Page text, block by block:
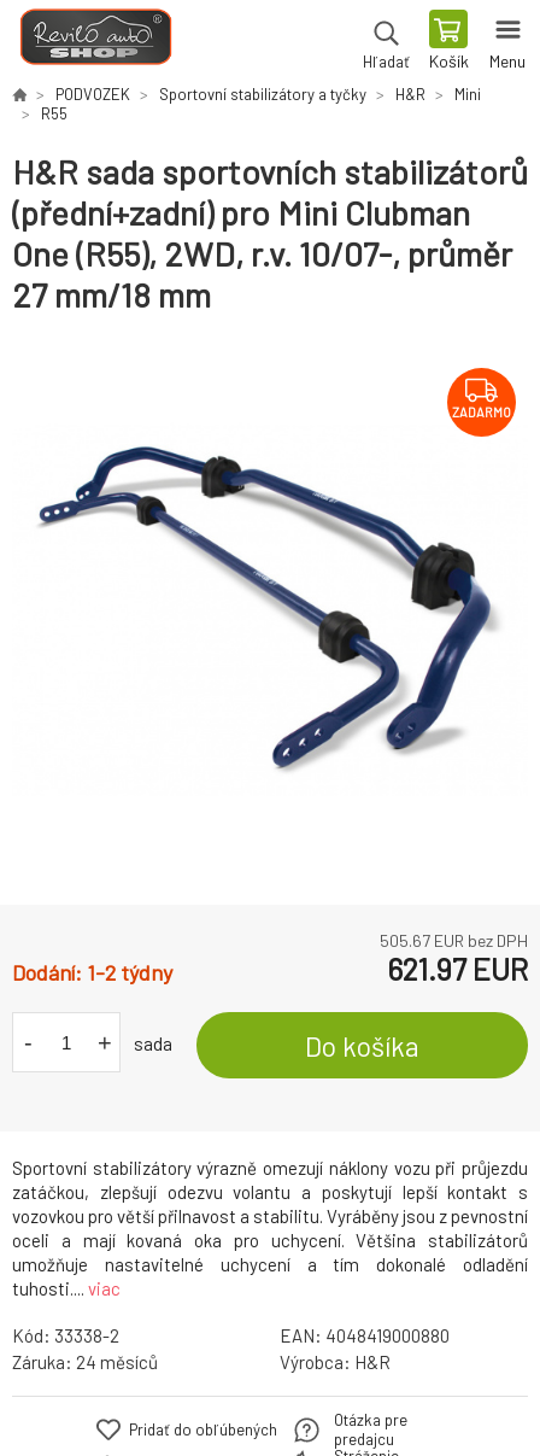
Hľadať Košík Menu
PODVOZEK Sportovní stabilizátory a tyčky H&R
Mini
R55
H&R sada sportovních stabilizátorů
(přední+zadní) pro Mini Clubman
One (R55), 2WD, r.v. 10/07-, průměr
27 mm/18 mm
ZADARMO
Sportovní stabilizátory výrazně omezují náklony vozu při průjezdu
zatáčkou, zlepšují odezvu volantu a poskytují lepší kontakt s
vozovkou pro větší přilnavost a stabilitu. Vyráběny jsou z pevnostní
oceli a mají kovaná oka pro uchycení. Většina stabilizátorů
umožňuje nastavitelné uchycení a tím dokonalé odladění
tuhosti.... viac
505.67 EUR bez DPH
1-2 týdny 621.97EUR
- + sada Do košíka
Kód: 33338-2 EAN: 4048419000880
Záruka: 24 Výrobca: H&R
Pridať do obľúbených
Otázka pre
predajcu